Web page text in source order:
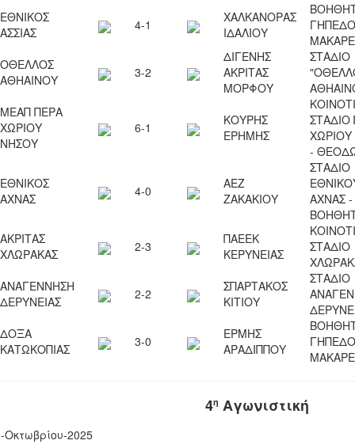
ΕΘΝΙΚΟΣ
ΑΣΣΙΑΣ
4-1
ΧΑΛΚΑΝΟΡΑΣ
ΙΔΑΛΙΟΥ
ΓΗΠΕΔΟ
ΟΘΕΛΛΟΣ
ΑΘΗΑΙΝΟΥ
3-2
ΔΙΓΕΝΗΣ
ΑΚΡΙΤΑΣ
ΜΟΡΦΟΥ
ΣΤΑΔΙΟ
ΜΕΑΠ ΠΕΡΑ
ΧΩΡΙΟΥ
ΝΗΣΟΥ
6-1
ΚΟΥΡΗΣ
ΕΡΗΜΗΣ
ΣΤΑΔΙΟ
-
ΕΘΝΙΚΟΣ
ΑΧΝΑΣ
4-0
ΑΕΖ
ΖΑΚΑΚΙΟΥ
ΣΤΑΔΙΟ
ΑΧΝΑΣ -
ΑΚΡΙΤΑΣ
ΧΛΩΡΑΚΑΣ
2-3
ΠΑΕΕΚ
ΚΕΡΥΝΕΙΑΣ
ΣΤΑΔΙΟ
ΑΝΑΓΕΝΝΗΣΗ
ΔΕΡΥΝΕΙΑΣ
2-2
ΣΠΑΡΤΑΚΟΣ
ΚΙΤΙΟΥ
ΣΤΑΔΙΟ
ΔΟΞΑ
ΚΑΤΩΚΟΠΙΑΣ
3-0
ΕΡΜΗΣ
ΑΡΑΔΙΠΠΟΥ
ΓΗΠΕΔΟ
4η Αγωνιστική
Οκτωβρίου-2025